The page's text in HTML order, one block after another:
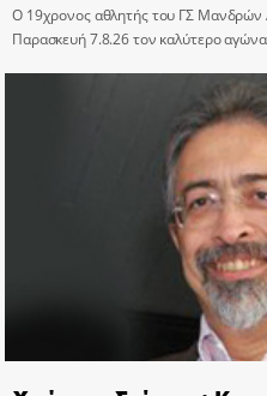
Ο 19χρονος αθλητής του ΓΣ Μανδρών
Παρασκευή 7.8.26 τον καλύτερο